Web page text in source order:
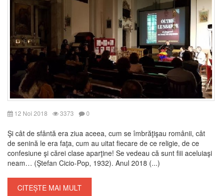
12 Noi 2018 3373 0
Şi cât de sfântă era ziua aceea, cum se îmbrăţişau românii, cât
de senină le era faţa, cum au uitat fiecare de ce religie, de ce
confesiune şi cărei clase aparţine! Se vedeau că sunt fiii aceluiaşi
neam… (Ştefan Cicio-Pop, 1932). Anul 2018 (...)
CITEȘTE MAI MULT